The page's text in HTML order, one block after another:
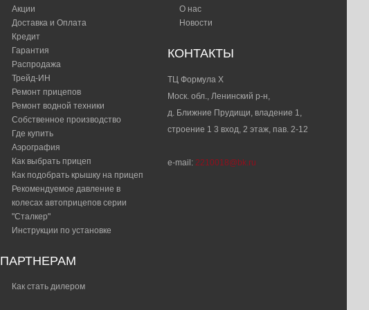
Пластиковая крышка Н200 мм (191205.002)
Страховочный замок вставной (противоугонка)
1 100 р.
Трос ограничительный МЗСА 8535.003
(комплект)
Хомут поворотный опорного колеса
5 600 р.
Акции
Доставка и Оплата
Кредит
Гарантия
Распродажа
Трейд-ИН
Ремонт прицепов
Ремонт водной техники
Собственное производство
Где купить
Аэрография
Как выбрать прицеп
Как подобрать крышку на прицеп
Рекомендуемое давление в
колесах автоприцепов серии
"Сталкер"​
Инструкции по установке
ПАРТНЕРАМ
Как стать дилером
О нас
Новости
КОНТАКТЫ
ТЦ Формула Х
Моск. обл., Ленинский р-н,
д. Ближние Прудищи, владение 1,
строение 1 3 вход, 2 этаж, пав. 2-12
e-mail: 2210018@bk.ru